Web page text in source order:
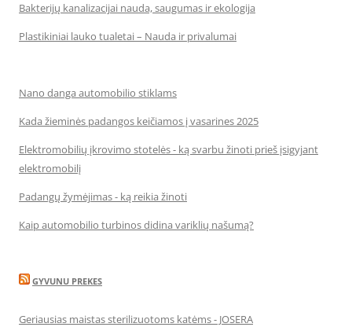
Bakterijų kanalizacijai nauda, saugumas ir ekologija
Plastikiniai lauko tualetai – Nauda ir privalumai
Nano danga automobilio stiklams
Kada žieminės padangos keičiamos į vasarines 2025
Elektromobilių įkrovimo stotelės - ką svarbu žinoti prieš įsigyjant
elektromobilį
Padangų žymėjimas - ką reikia žinoti
Kaip automobilio turbinos didina variklių našumą?
GYVUNU PREKES
Geriausias maistas sterilizuotoms katėms - JOSERA